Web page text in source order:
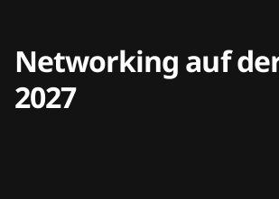
Networking auf
2027